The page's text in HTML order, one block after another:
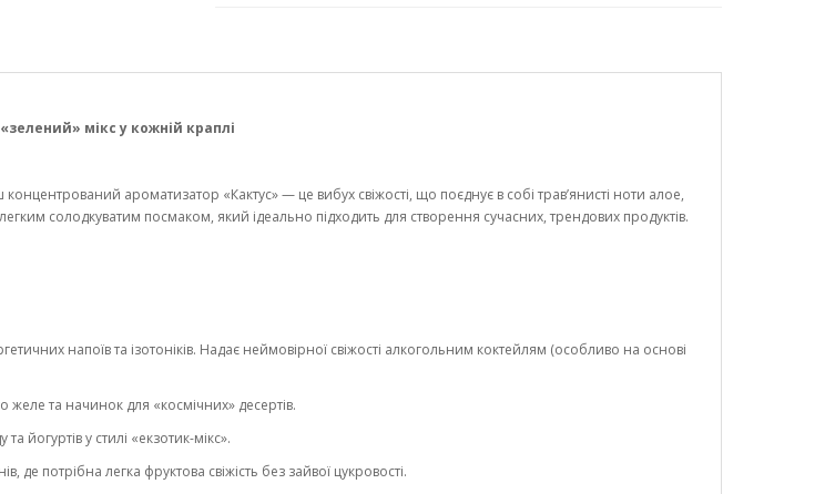
мікс у кожній краплі
ароматизатор «Кактус» — це вибух свіжості, що поєднує в собі трав’янисті ноти алое,
легким солодкуватим посмаком, який ідеально підходить для створення сучасних, трендових продуктів.
напоїв та ізотоніків. Надає неймовірної свіжості алкогольним коктейлям (особливо на основі
та начинок для «космічних» десертів.
йогуртів у стилі «екзотик-мікс».
де потрібна легка фруктова свіжість без зайвої цукровості.